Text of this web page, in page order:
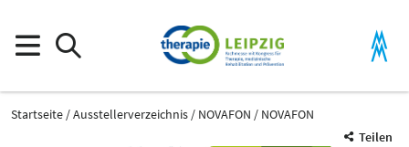
Startseite Ausstellerverzeichnis NOVAFON
NOVAFON
Teilen